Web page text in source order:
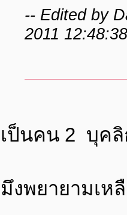
-- Edited by
2011
เป็นคน 2 บุคลิ
มึงพยายามเห